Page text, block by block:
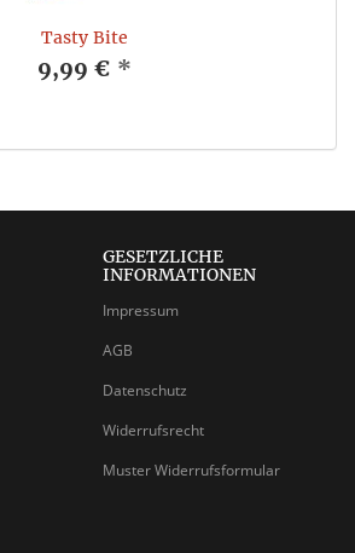
Tasty Bite
9,99 € *
GESETZLICHE
INFORMATIONEN
Impressum
AGB
Datenschutz
Widerrufsrecht
Muster Widerrufsformular